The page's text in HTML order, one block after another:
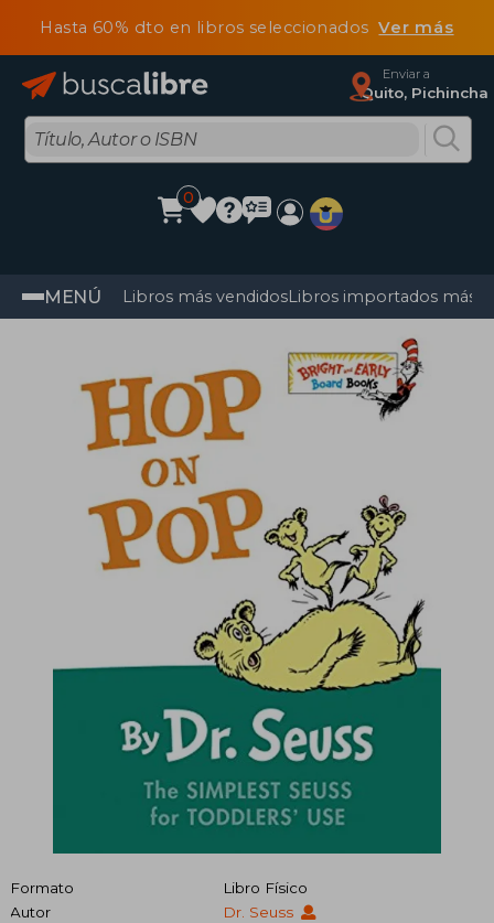
Hasta 60% dto en libros seleccionadosVer más
Enviar a
Quito, Pichincha
0
MENÚ Libros más vendidosLibros importados más
Formato
Libro Físico
Autor
Dr. Seuss